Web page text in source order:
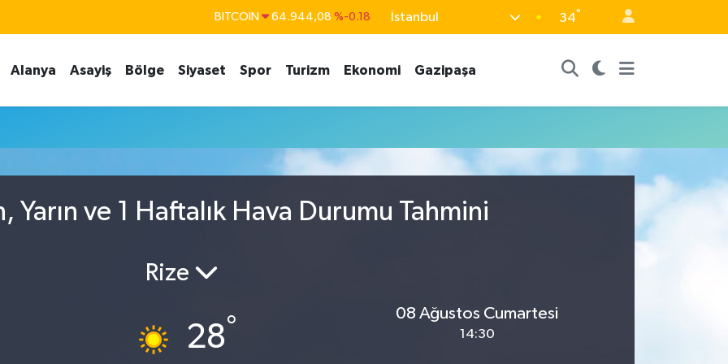
BITCOIN 64.944,08 %-0.18
EURO 55,2510 %0.32
STERLİN 64,4811 %0.38
BİST100 13.779 %-14
İstanbul 34°
Alanya Asayiş Bölge Siyaset Spor Turizm Ekonomi Gazipaşa
Yarın ve 1 Haftalık Hava Durumu Tahmini
Rize
28°
08 Ağustos Cumartesi
14:30